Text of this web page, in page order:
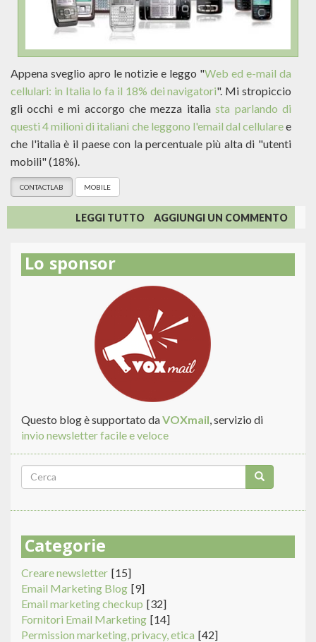
Appena sveglio apro le notizie e leggo "Web ed e-mail da
cellulari: in Italia lo fa il 18% dei navigatori". Mi stropiccio
gli occhi e mi accorgo che mezza italiasta parlando di
questi 4 milioni di italiani che leggono l'email dal cellularee
che l'italia è il paese con la percentuale più alta di "utenti
mobili" (18%).
CONTACTLAB MOBILE
LEGGI TUTTO SU
MALEDETTI
DI
ITALIANI
LEGGONO
L'EMAIL
DA
CELLULARE?
AGGIUNGI UN COMMENTO
Lo sponsor
Questo blog è supportato daVOXmail , servizio di
invio newsletter facile e veloce
Form
di
ricerca
Categorie
Creare newsletter [15]
Email Marketing Blog [9]
Email marketing checkup [32]
Fornitori Email Marketing [14]
Permission marketing, privacy, etica [42]